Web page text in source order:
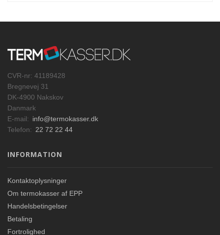
CVR-nr: 41189428
Bregnevej 31
DK-4900 Nakskov
Danmark
E-mail: info@termokasser.dk
Telefon: 22 72 22 44
INFORMATION
Kontaktoplysninger
Om termokasser af EPP
Handelsbetingelser
Betaling
Fortrolighed